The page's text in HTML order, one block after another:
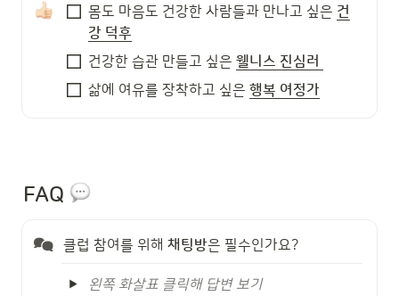
몸도 마음도 건강한 사람들과 만나고 싶은 건
강 덕후
건강한 습관 만들고 싶은 웰니스 진심러
삶에 여유를 장착하고 싶은 행복 여정가
FAQ
클럽 참여를 위해 채팅방은 필수인가요?
왼쪽 화살표 클릭해 답변 보기